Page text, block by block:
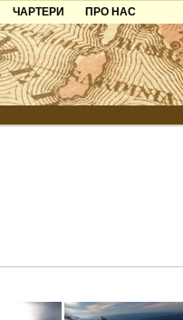
ЧАРТЕРИ
ПРО НАС
Контакти
Партнерам
Додати готель